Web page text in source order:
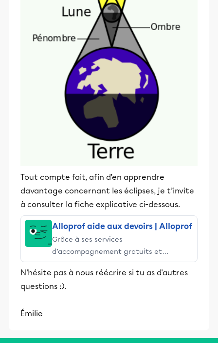
Tout compte fait, afin d’en apprendre
davantage concernant les éclipses, je t’invite
à consulter la fiche explicative ci-dessous.
Alloprof aide aux devoirs | Alloprof
Grâce à ses services
d’accompagnement gratuits et
stimulants, Alloprof engage les élèves
et leurs parents dans la réussite
éducative.
N'hésite pas à nous réécrire si tu as d'autres
questions :).
Émilie